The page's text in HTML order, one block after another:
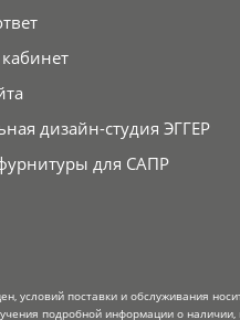
дизайн-студия ЭГГЕР
для САПР
условий поставки и обслуживания
подробной информации о